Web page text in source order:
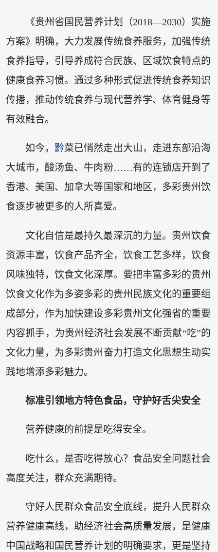
《贵州省国民营养计划（2018—2030）实施
方案》明确，大力发展传统食养服务，加强传统
食养指导，引导养成符合民族、区域饮食特点的
健康食养习惯。通过多种形式促进传统食养知识
传播，推动传统食养与现代营养学、体育健身等
有效融合。
如今， 黔菜已悄然走出大山，走进东部沿海
大城市，酸汤鱼、牛肉粉……有的连锁店开到了
香港、美国、加拿大等国家和地区，多彩贵州饮
食逐步被更多的人所喜爱。
文化自信是最持久最深沉的力量。贵州饮食
资源丰富，饮食产品齐全，饮食工艺多样，饮食
风味独特，饮食文化深厚。要把丰富多彩的贵州
饮食文化作为多姿多彩的贵州民族文化的重要组
成部分，作为加快建设多彩贵州文化强省的重要
内容抓手，为贵州经济社会发展不断贡献“吃”的
文化力量，为多彩贵州奋力打造文化思想生动实
践地增添多彩魅力。
标准引领地方特色食品，守护好舌尖安全
营养健康的前提是吃得安全。
吃什么，是否吃得放心？食品安全问题社会
高度关注，群众充满期待。
守好人民群众食品安全底线，提升人民群众
营养健康高线，助经济社会高质量发展，是健康
中国战略和国民营养计划的明确要求，更是坚持